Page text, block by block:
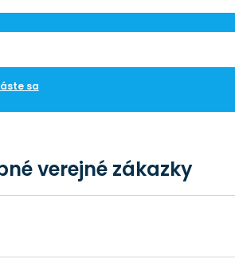
sa
verejné zákazky